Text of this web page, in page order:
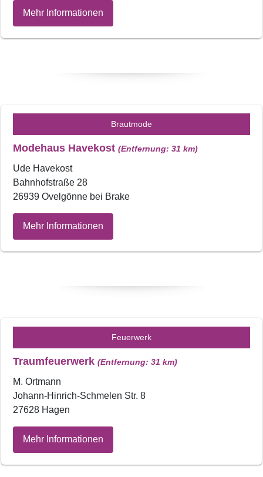
Mehr Informationen
Brautmode
Modehaus Havekost (Entfernung: 31 km)
Ude Havekost
Bahnhofstraße 28
26939 Ovelgönne bei Brake
Mehr Informationen
Feuerwerk
Traumfeuerwerk (Entfernung: 31 km)
M. Ortmann
Johann-Hinrich-Schmelen Str. 8
27628 Hagen
Mehr Informationen